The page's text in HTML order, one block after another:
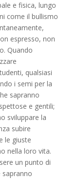
e fisica, lungo
come il bullismo
espresso, non
Quando
qualsiasi
i semi per la
sapranno
e gentili;
sviluppare la
subire
le giuste
nella loro vita.
un punto di